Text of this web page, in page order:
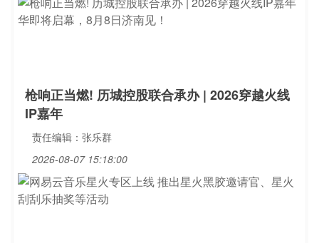
枪响正当燃! 历城控股联合承办 | 2026穿越火线
IP嘉年
责任编辑：张乐群
2026-08-07 15:18:00